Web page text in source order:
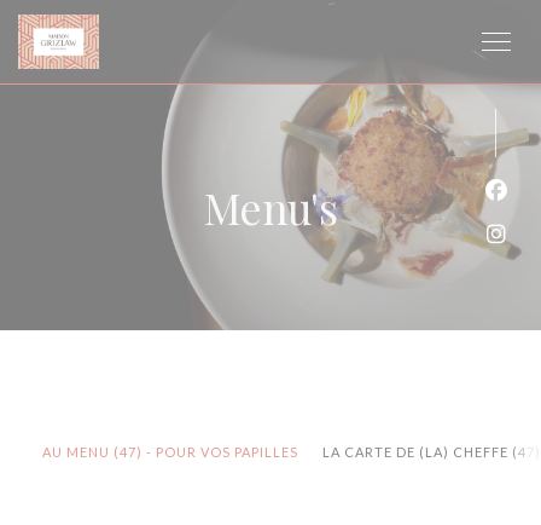
Cookies beheer paneel
Menu's
AU MENU (47) - POUR VOS PAPILLES LA CARTE DE (LA) CHEFFE (47)